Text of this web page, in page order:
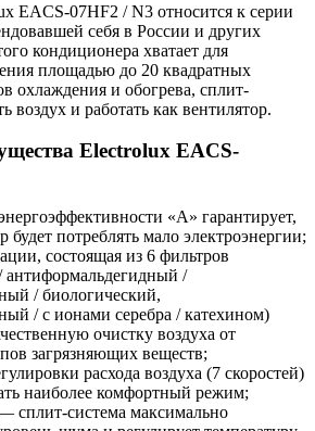
EACS-07HF2 / N3 относится к серии
себя в России и других
кондиционера хватает для
площадью до 20 квадратных
охлаждения и обогрева, сплит-
воздух и работать как вентилятор.
Electrolux EACS-
«А» гарантирует,
будет потреблять мало электроэнергии;
состоящая из 6 фильтров
антиформальдегидный /
/ биологический,
/ с ионами серебра / катехином)
очистку воздуха от
загрязняющих веществ;
расхода воздуха (7 скоростей)
наиболее комфортный режим;
система максимально